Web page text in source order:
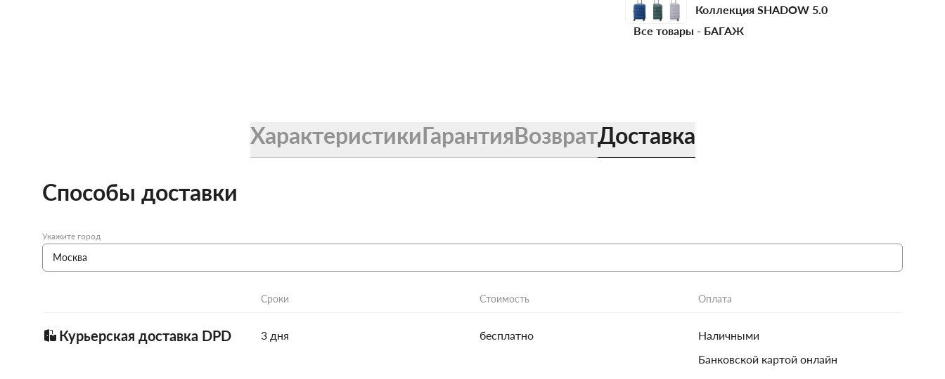
Коллекция SHADOW 5.0
Все товары - БАГАЖ
ХарактеристикиГарантияВозвратДоставка
Способы доставки
Укажите город
Сроки Стоимость Оплата
Курьерская доставка DPD 3 дня бесплатно
Наличными
Банковской картой онлайн